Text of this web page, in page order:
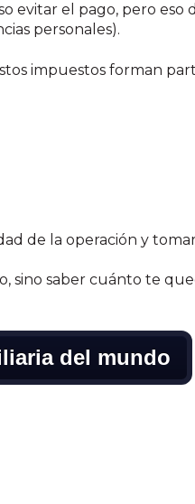
evitar el pago, pero eso
personales).
impuestos forman
de la operación y tomar
sino saber cuánto te
del mundo